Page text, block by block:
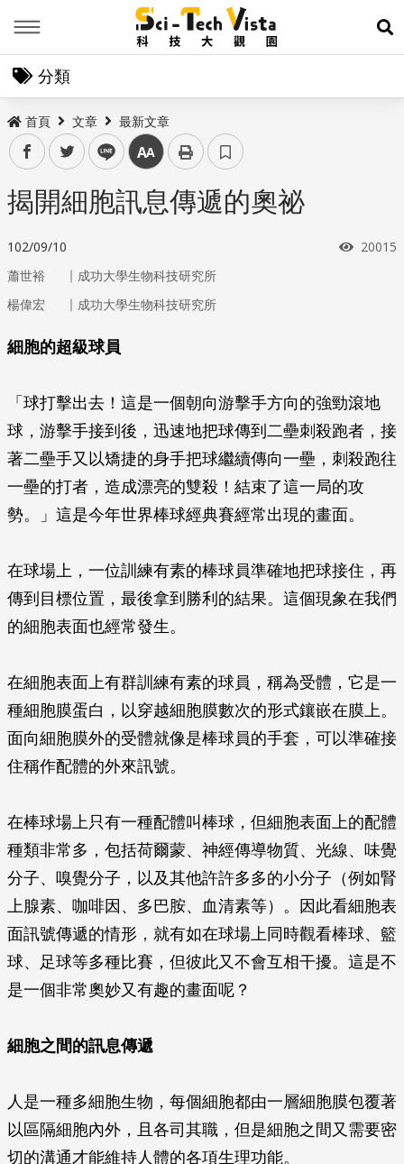
展
分類
首頁 文章 最新文章
facebooktwitter line 中
揭開細胞訊息傳遞的奧祕
102/09/10 瀏覽次
20015
蕭世裕 ｜ 成功大學生物科技研究所
楊偉宏
｜ 成功大學生物科技研究所
細胞的超級球員
「球打擊出去！這是一個朝向游擊手方向的強勁滾地
球，游擊手接到後，迅速地把球傳到二壘刺殺跑者，接
著二壘手又以矯捷的身手把球繼續傳向一壘，刺殺跑往
一壘的打者，造成漂亮的雙殺！結束了這一局的攻
勢。」這是今年世界棒球經典賽經常出現的畫面。
在球場上，一位訓練有素的棒球員準確地把球接住，再
傳到目標位置，最後拿到勝利的結果。這個現象在我們
的細胞表面也經常發生。
在細胞表面上有群訓練有素的球員，稱為受體，它是一
種細胞膜蛋白，以穿越細胞膜數次的形式鑲嵌在膜上。
面向細胞膜外的受體就像是棒球員的手套，可以準確接
住稱作配體的外來訊號。
在棒球場上只有一種配體叫棒球，但細胞表面上的配體
種類非常多，包括荷爾蒙、神經傳導物質、光線、味覺
分子、嗅覺分子，以及其他許許多多的小分子（例如腎
上腺素、咖啡因、多巴胺、血清素等）。因此看細胞表
面訊號傳遞的情形，就有如在球場上同時觀看棒球、籃
球、足球等多種比賽，但彼此又不會互相干擾。這是不
是一個非常奧妙又有趣的畫面呢？
細胞之間的訊息傳遞
人是一種多細胞生物，每個細胞都由一層細胞膜包覆著
以區隔細胞內外，且各司其職，但是細胞之間又需要密
切的溝通才能維持人體的各項生理功能。